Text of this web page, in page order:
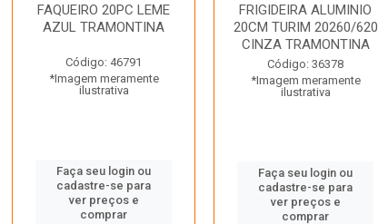
FAQUEIRO 20PC LEME
AZUL TRAMONTINA
Código: 46791
*Imagem meramente
ilustrativa
Faça seu login ou
cadastre-se para
ver preços e
comprar
FRIGIDEIRA ALUMINIO
20CM TURIM 20260/620
CINZA TRAMONTINA
Código: 36378
*Imagem meramente
ilustrativa
Faça seu login ou
cadastre-se para
ver preços e
comprar